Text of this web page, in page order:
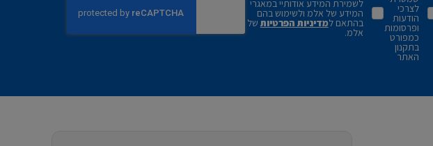
לצרכי
הודעות
ופרסומות
כמפורט
בתקנון
האתר
לשמירת המידע אודותיי במאגרי
המידע של אלמ ולשימוש בהם
בהתאם למדיניות הפרטיות של
אלמ.